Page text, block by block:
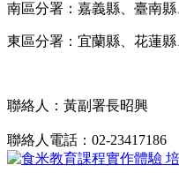
南區分署：嘉義縣、臺南
東區分署：宜蘭縣、花蓮
聯絡人：黃副署長昭興
聯絡人電話：02-23417186